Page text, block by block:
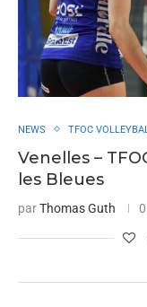
NEWS TFOC
Venelles –
les Bleues
parThomas Guth